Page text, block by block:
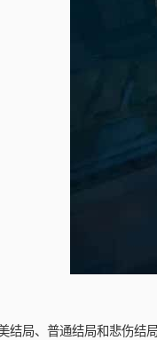
结局、普通结局和悲伤结